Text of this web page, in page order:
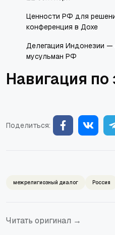
Ценности РФ для
конференция в Дохе
Делегация Индонезии —
мусульман РФ
Навигация по
Поделиться:
межрелигиозный диалог Россия
Читать оригинал →